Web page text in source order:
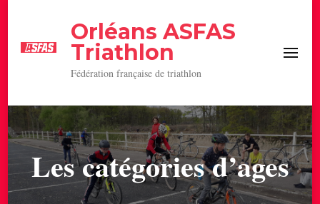
Orléans ASFAS
Triathlon
Fédération française de triathlon
Les catégories d’ages